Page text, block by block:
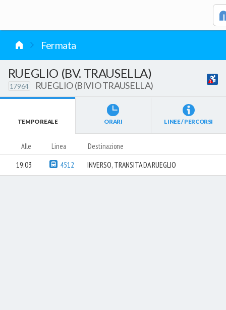
Fermata
RUEGLIO (BV. TRAUSELLA)
17964 RUEGLIO (BIVIO TRAUSELLA)
TEMPO REALE ORARI LINEE / PERCORSI
Alle Linea Destinazione
19:03 4512 INVERSO, TRANSITA DA RUEGLIO